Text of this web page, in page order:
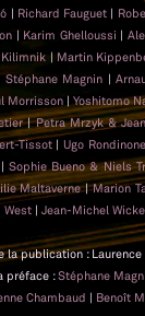
| Richard Fauguet |
| Karim Ghelloussi |
Kilimnik | Martin
Stéphane Magnin |
Morrisson | Yoshitomo
|Petra Mrzyk &
Tissot| Ugo Rondinone
| Sophie Bueno & Niels
Maltaverne|Marion
West | Jean-Michel
la publication :
préface :Stéphane
Chambaud | Benoît